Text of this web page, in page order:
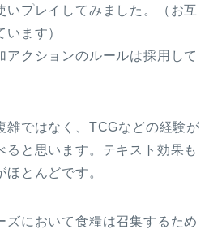
いプレイしてみました。（お互
ます）
アクションのルールは採用して
雑ではなく、TCGなどの経験が
ると思います。テキスト効果も
とんどです。
ズにおいて食糧は召集するため